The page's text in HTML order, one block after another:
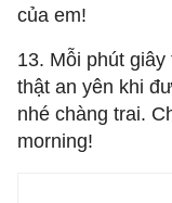
của em!
13. Mỗi phút
thật an yên khi
nhé chàng trai.
morning!